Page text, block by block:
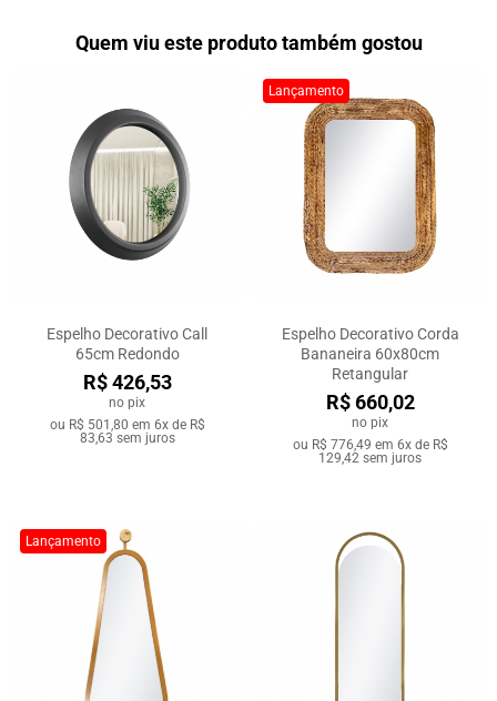
Quem viu este produto também gostou
Espelho Decorativo Call
65cm Redondo
R$ 426,53
no pix
ou R$ 501,80 em 6x de R$
83,63 sem juros
Lançamento
Espelho Decorativo Corda
Bananeira 60x80cm
Retangular
R$ 660,02
no pix
ou R$ 776,49 em 6x de R$
129,42 sem juros
Lançamento